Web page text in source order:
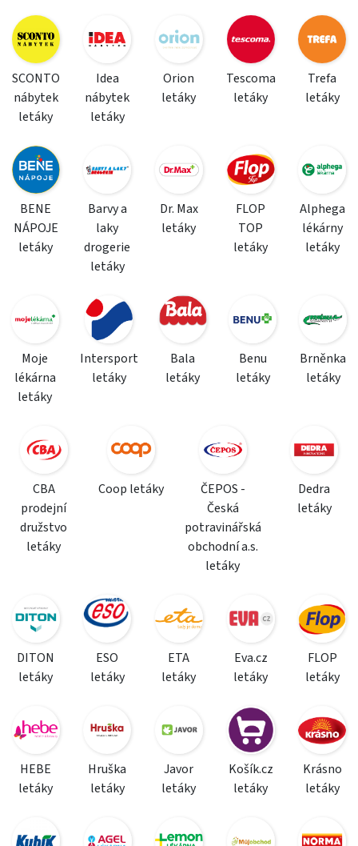
SCONTO
nábytek
letáky
Idea
nábytek
letáky
Orion
letáky
Tescoma
letáky
Trefa
letáky
BENE
NÁPOJE
letáky
Barvy a
laky
drogerie
letáky
Dr. Max
letáky
FLOP
TOP
letáky
Alphega
lékárny
letáky
Moje
lékárna
letáky
Intersport
letáky
Bala
letáky
Benu
letáky
Brněnka
letáky
CBA
prodejní
družstvo
letáky
Coop letáky
ČEPOS -
Česká
potravinářská
obchodní a.s.
letáky
Dedra
letáky
DITON
letáky
ESO
letáky
ETA
letáky
Eva.cz
letáky
FLOP
letáky
HEBE
letáky
Hruška
letáky
Javor
letáky
Košík.cz
letáky
Krásno
letáky